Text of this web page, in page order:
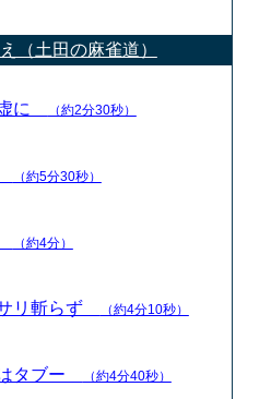
（土田の麻雀道）
に （約2分30秒）
（約5分30秒）
（約4分）
リ斬らず （約4分10秒）
タブー （約4分40秒）